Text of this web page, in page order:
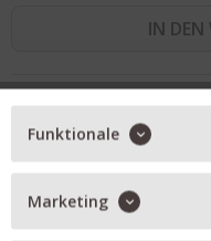
IN DEN
BESCHREIBUNG
Jeanshemd a
Regular Fit
weicher Haptik
Funktionale
Marketing